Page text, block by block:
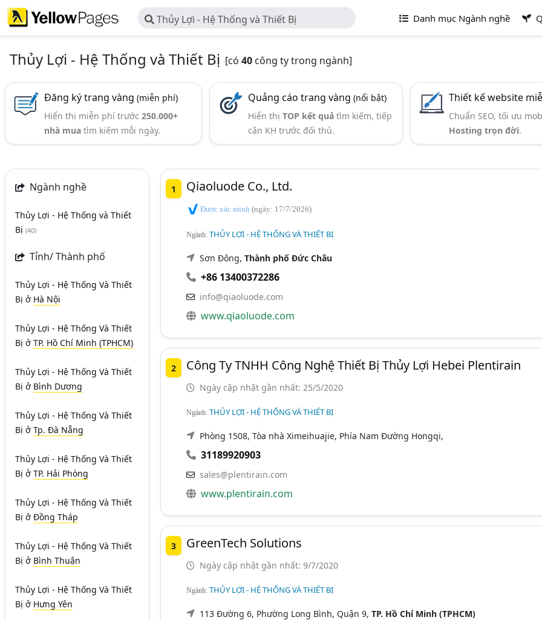
Thủy Lợi - Hệ Thống và Thiết Bị Danh mục Ngành nghề
Thủy Lợi - Hệ Thống và Thiết Bị [có 40 công ty trong ngành]
Đăng ký trang vàng(miễn phí)
Hiển thị miễn phí trước250.000+
nhà mua tìm kiếm mỗi ngày.
Quảng cáo trang vàng(nổi bật)
Hiển thịTOP kết quả tìm kiếm, tiếp
cận KH trước đối thủ.
Thiết kế website
Chuẩn SEO, tối ưu
Hosting trọn đời.
Ngành nghề
Thủy Lợi - Hệ Thống và Thiết
Bị (40)
Tỉnh/ Thành phố
Thủy Lợi - Hệ Thống Và Thiết
Bị ở Hà Nội
Thủy Lợi - Hệ Thống Và Thiết
Bị ở TP. Hồ Chí Minh (TPHCM)
Thủy Lợi - Hệ Thống Và Thiết
Bị ở Bình Dương
Thủy Lợi - Hệ Thống Và Thiết
Bị ở Tp. Đà Nẵng
Thủy Lợi - Hệ Thống Và Thiết
Bị ở TP. Hải Phòng
Thủy Lợi - Hệ Thống Và Thiết
Bị ở Đồng Tháp
Thủy Lợi - Hệ Thống Và Thiết
Bị ở Bình Thuận
Thủy Lợi - Hệ Thống Và Thiết
Bị ở Hưng Yên
1 Qiaoluode Co., Ltd.
Được xác minh (ngày: 17/7/2026)
Ngành: THỦY LỢI - HỆ THỐNG VÀ THIẾT BỊ
Sơn Đông, Thành phố Đức Châu
+86 13400372286
info@qiaoluode.com
www.qiaoluode.com
2 Công Ty TNHH Công Nghệ Thiết Bị Thủy Lợi Hebei Plentirain
Ngày cập nhật gần nhất: 25/5/2020
Ngành: THỦY LỢI - HỆ THỐNG VÀ THIẾT BỊ
Phòng 1508, Tòa nhà Ximeihuajie, Phía Nam Đường Hongqi,
31189920903
sales@plentirain.com
www.plentirain.com
3 GreenTech Solutions
Ngày cập nhật gần nhất: 9/7/2020
Ngành: THỦY LỢI - HỆ THỐNG VÀ THIẾT BỊ
113 Đường 6, Phường Long Bình, Quận 9, TP. Hồ Chí Minh (TPHCM)